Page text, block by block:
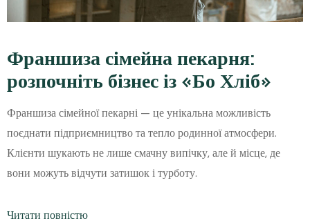
Франшиза сімейна пекарня:
розпочніть бізнес із «Бо Хліб»
Франшиза сімейної пекарні — це унікальна можливість
поєднати підприємництво та тепло родинної атмосфери.
Клієнти шукають не лише смачну випічку, але й місце, де
вони можуть відчути затишок і турботу.
Читати повністю